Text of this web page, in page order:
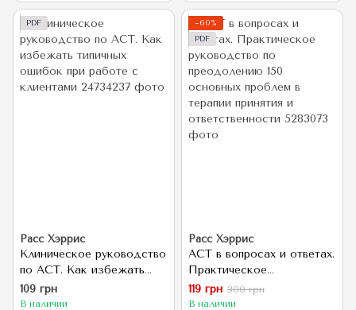
PDF
Расс Хэррис
Клиническое руководство
по ACT. Как избежать
типичных ошибок при
работе с клиентами
109 грн
В наличии
−60%
PDF
Расс Хэррис
ACT в вопросах и ответах.
Практическое
руководство по
преодолению 150
119 грн 300 грн
В наличии